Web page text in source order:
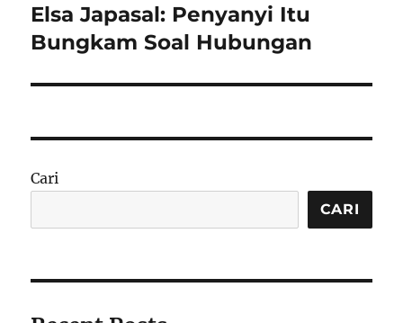
post:
Elsa Japasal: Penyanyi Itu
Bungkam Soal Hubungan
Cari
CARI